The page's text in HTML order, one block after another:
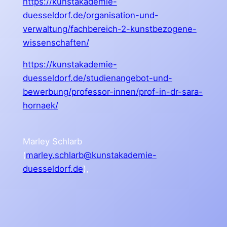
duesseldorf.de/organisation-und-
verwaltung/fachbereich-2-kunstbezogene-
wissenschaften/
https://kunstakademie-
duesseldorf.de/studienangebot-und-
bewerbung/professor-innen/prof-in-dr-sara-
hornaek/
Marley Schlarb
(marley.schlarb@kunstakademie-
duesseldorf.de),